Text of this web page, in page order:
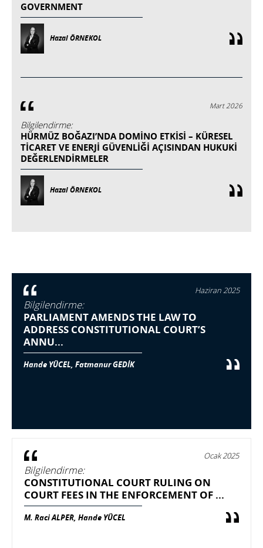
GOVERNMENT
Hazal ÖRNEKOL
Mart 2026
Bilgilendirme:
HÜRMÜZ BOĞAZI’NDA DOMINO ETKISI – KÜRESEL
TICARET VE ENERJI GÜVENLIĞI AÇISINDAN HUKUKI
DEĞERLENDIRMELER
Hazal ÖRNEKOL
Haziran 2025
Bilgilendirme:
PARLIAMENT AMENDS THE LAW TO
ADDRESS CONSTITUTIONAL COURT’S
ANNU...
Hande YÜCEL, Fatmanur GEDİK
Ocak 2025
Bilgilendirme:
CONSTITUTIONAL COURT RULING ON
COURT FEES IN THE ENFORCEMENT OF ...
M. Raci ALPER, Hande YÜCEL